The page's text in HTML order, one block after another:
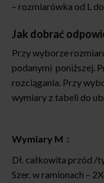
– rozmiarówka od L do
Jak dobrać
Przy wyborze
podanymi poniższej.
rozciągania. Przy
wymiary z tabeli do
Wymiary M :
Dł. całkowita przód /
Szer. w ramionach –